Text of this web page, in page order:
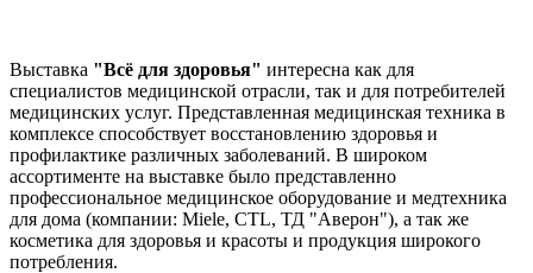
Выставка "Всё для здоровья" интересна как для
специалистов медицинской отрасли, так и для потребителей
медицинских услуг. Представленная медицинская техника в
комплексе способствует восстановлению здоровья и
профилактике различных заболеваний. В широком
ассортименте на выставке было представленно
профессиональное медицинское оборудование и медтехника
для дома (компании: Мiele, CTL, ТД "Аверон"), а так же
косметика для здоровья и красоты и продукция широкого
потребления.